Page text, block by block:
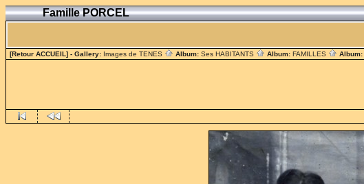
Famille PORCEL
[Retour ACCUEIL] - Gallery: Images de TENES Album: Ses HABITANTS Album: FAMILLES Album: